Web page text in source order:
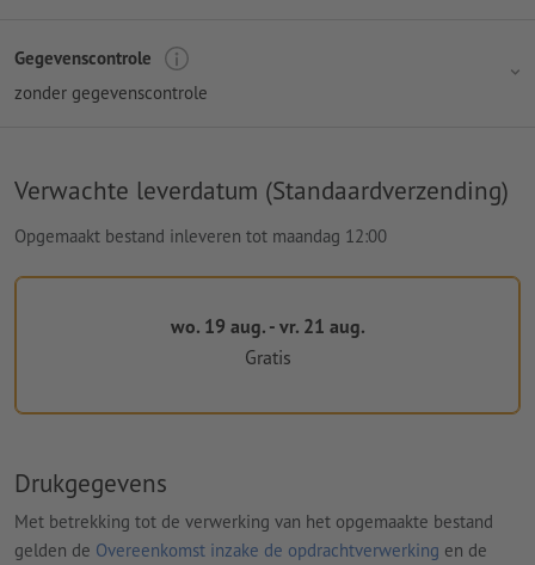
Gegevenscontrole
zonder gegevenscontrole
Verwachte leverdatum (Standaardverzending)
Opgemaakt bestand inleveren tot maandag 12:00
wo. 19 aug. - vr. 21 aug.
Gratis
Drukgegevens
Met betrekking tot de verwerking van het opgemaakte bestand
gelden de Overeenkomst inzake de opdrachtverwerking en de